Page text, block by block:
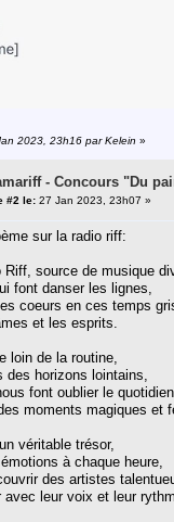
2023, 23h16 par Kelein »
- Concours "Du
#2 le: 27 Jan 2023, 23h07 »
sur la radio riff:
Riff, source de musique
font danser les lignes,
coeurs en ces temps
et les esprits.
loin de la routine,
des horizons lointains,
font oublier le
moments magiques et
véritable trésor,
à chaque heure,
des artistes
avec leur voix et leur